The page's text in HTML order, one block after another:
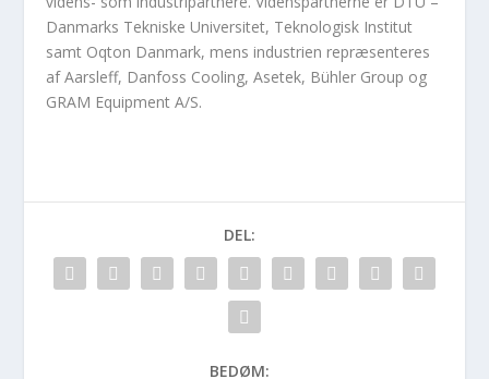
Danmarks Tekniske Universitet, Teknologisk Institut
samt Oqton Danmark, mens industrien repræsenteres
af Aarsleff, Danfoss Cooling, Asetek, Bühler Group og
GRAM Equipment A/S.
DEL:
BEDØM: